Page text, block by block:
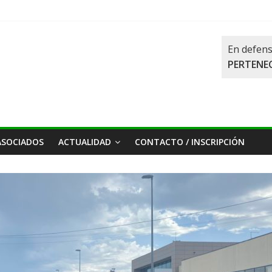
En
ACTUALIDAD CONTACTO / INSCRIPCIÓN